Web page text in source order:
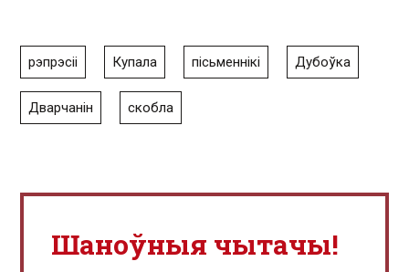
рэпрэсіі Купала пісьменнікі Дубоўка
Дварчанін скобла
Шаноўныя чытачы!